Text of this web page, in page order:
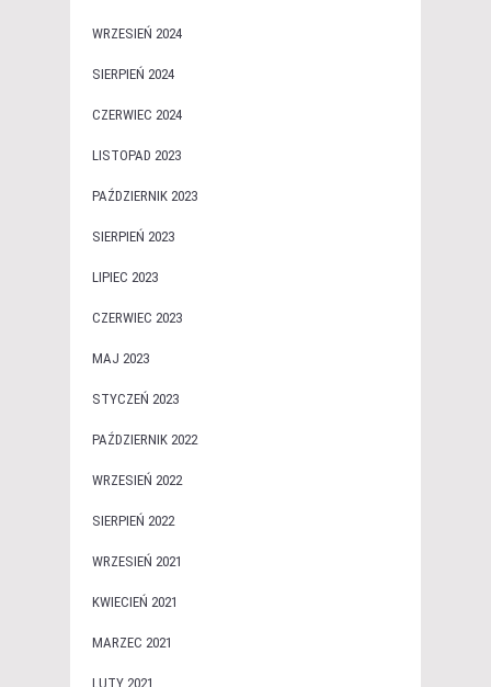
WRZESIEŃ 2024
SIERPIEŃ 2024
CZERWIEC 2024
LISTOPAD 2023
PAŹDZIERNIK 2023
SIERPIEŃ 2023
LIPIEC 2023
CZERWIEC 2023
MAJ 2023
STYCZEŃ 2023
PAŹDZIERNIK 2022
WRZESIEŃ 2022
SIERPIEŃ 2022
WRZESIEŃ 2021
KWIECIEŃ 2021
MARZEC 2021
LUTY 2021